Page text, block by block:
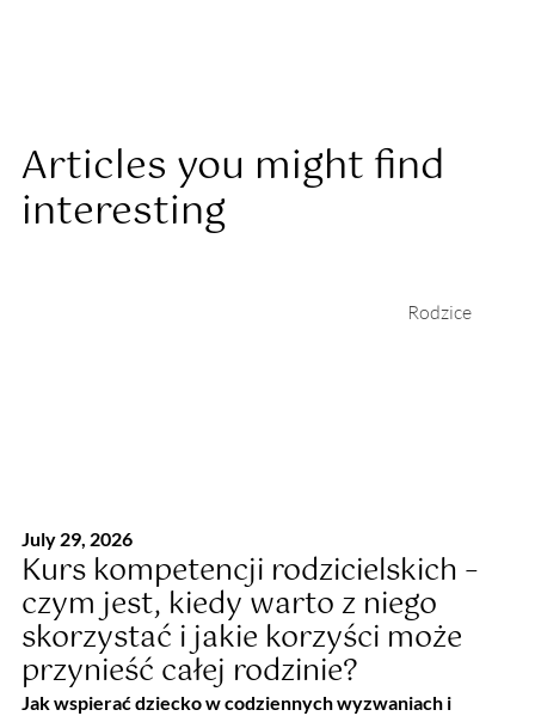
Articles you might find
interesting
Rodzice
July 29, 2026
Kurs kompetencji rodzicielskich –
czym jest, kiedy warto z niego
skorzystać i jakie korzyści może
przynieść całej rodzinie?
Jak wspierać dziecko w codziennych wyzwaniach i